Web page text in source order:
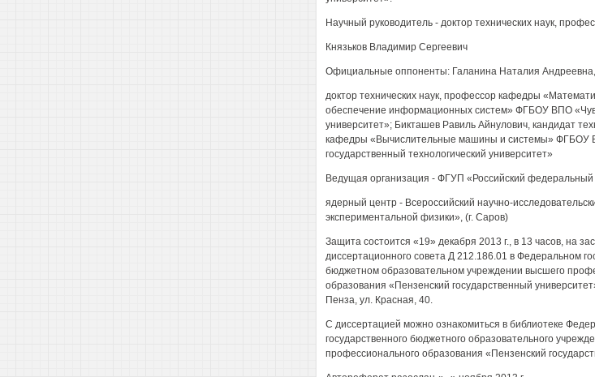
Научный руководитель - доктор технических наук,
Князьков Владимир Сергеевич
Официальные оппоненты: Галанина Наталия Андреевна,
доктор технических наук, профессор кафедры
обеспечение информационных систем» ФГБОУ ВПО
университет»; Бикташев Равиль Айнулович, кандидат
кафедры «Вычислительные машины и системы» ФГБОУ
государственный технологический университет»
Ведущая организация - ФГУП «Российский федеральный
ядерный центр - Всероссийский научно-
экспериментальной физики», (г. Саров)
Защита состоится «19» декабря 2013 г., в 13 часов, на
диссертационного совета Д 212.186.01 в Федеральном
бюджетном образовательном учреждении высшего
образования «Пензенский государственный
Пенза, ул. Красная, 40.
С диссертацией можно ознакомиться в библиотеке
государственного бюджетного образовательного
профессионального образования «Пензенский